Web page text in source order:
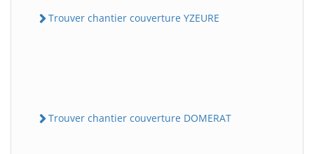
Trouver chantier couverture YZEURE
Trouver chantier couverture DOMERAT